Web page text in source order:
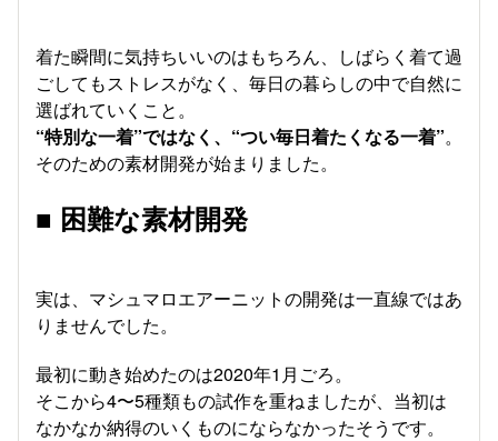
着た瞬間に気持ちいいのはもちろん、しばらく着て過
ごしてもストレスがなく、毎日の暮らしの中で自然に
選ばれていくこと。
“特別な一着”ではなく、“つい毎日着たくなる一着”。
そのための素材開発が始まりました。
■ 困難な素材開発
実は、マシュマロエアーニットの開発は一直線ではあ
りませんでした。
最初に動き始めたのは2020年1月ごろ。
そこから4〜5種類もの試作を重ねましたが、当初は
なかなか納得のいくものにならなかったそうです。